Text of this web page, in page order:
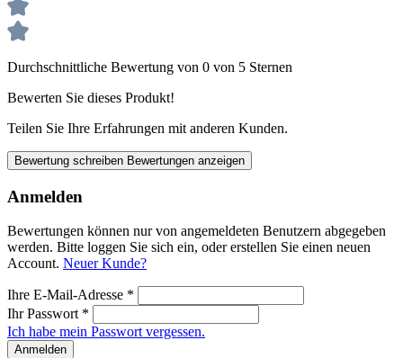
Durchschnittliche Bewertung von 0 von 5 Sternen
Bewerten Sie dieses Produkt!
Teilen Sie Ihre Erfahrungen mit anderen Kunden.
Bewertung schreiben Bewertungen anzeigen
Anmelden
Bewertungen können nur von angemeldeten Benutzern abgegeben
werden. Bitte loggen Sie sich ein, oder erstellen Sie einen neuen
Account. Neuer Kunde?
Ihre E-Mail-Adresse *
Ihr Passwort *
Ich habe mein Passwort vergessen.
Anmelden